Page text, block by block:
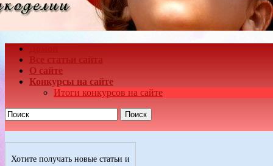
Все статьи сайта
О сайте
Конкурсы на сайте
Итоги конкурсов на сайте
Поиск
Хотите получать новые статьи и